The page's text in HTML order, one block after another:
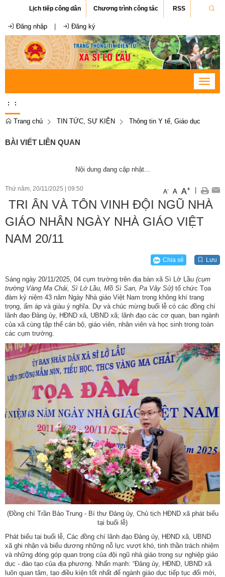
Lịch tiếp công dân Chương trình công tác RSS
Đăng nhập Đăng ký
Toggle
: :
Trang chủ TIN TỨC, SỰ KIỆN Thông tin Y tế, Giáo dục
BÀI VIẾT LIÊN QUAN
Nội dung đang cập nhật...
Thứ năm, 20/11/2025 09:50 A- A A+
​ TRI ÂN VÀ TÔN VINH ĐỘI NGŨ NHÀ
GIÁO NHÂN NGÀY NHÀ GIÁO VIỆT
NAM 20/11 ​
Chia sẻ Lưu
Sáng ngày 20/11/2025, 04 cụm trường trên địa bàn xã Sì Lở Lầu (cụm
trường Vàng Ma Chải, Sì Lở Lầu, Mồ Sì San, Pa Vây Sử) tổ chức Tọa
đàm kỷ niệm 43 năm Ngày Nhà giáo Việt Nam trong không khí trang
trọng, ấm áp và giàu ý nghĩa. Dự và chúc mừng buổi lễ có các đồng chí
lãnh đạo Đảng ủy, HĐND xã, UBND xã; lãnh đạo các cơ quan, ban ngành
của xã cùng tập thể cán bộ, giáo viên, nhân viên và học sinh trong toàn
các cụm trường.
(Đồng chí Trần Bảo Trung - Bí thư Đảng ủy, Chủ tịch HĐND xã phát biểu
tại buổi lễ)
Phát biểu tại buổi lễ, Các đồng chí lãnh đạo Đảng ủy, HĐND xã, UBND
xã ghi nhận và biểu dương những nỗ lực vượt khó, tinh thần trách nhiệm
và những đóng góp quan trọng của đội ngũ nhà giáo trong sự nghiệp giáo
dục - đào tạo của địa phương. Nhấn mạnh: “Đảng ủy, HĐND, UBND xã
luôn quan tâm, tạo điều kiện tốt nhất để ngành giáo dục tiếp tục đổi mới,